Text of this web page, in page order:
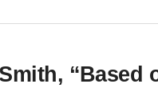
“Based